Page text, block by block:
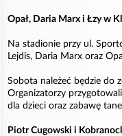
Opał, Daria Marx i Łzy w
Na stadionie przy ul.
Lejdis, Daria Marx oraz
Sobota należeć będzie do
Organizatorzy
dla dzieci oraz zabawę
Piotr Cugowski i